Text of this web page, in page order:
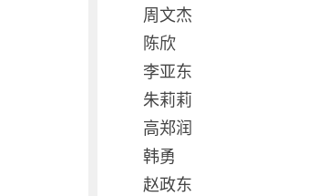
周文杰
陈欣
李亚东
朱莉莉
高郑润
韩勇
赵政东